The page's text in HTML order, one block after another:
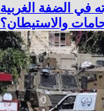
في الضفة الغربية
والاستيطان؟